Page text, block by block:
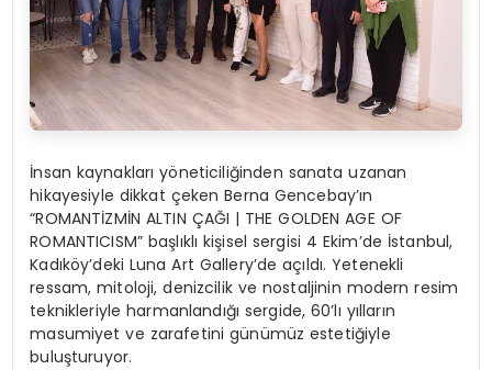
İnsan kaynakları yöneticiliğinden sanata uzanan
hikayesiyle dikkat çeken Berna Gencebay’ın
“ROMANTİZMİN ALTIN ÇAĞI | THE GOLDEN AGE OF
ROMANTICISM” başlıklı kişisel sergisi 4 Ekim’de İstanbul,
Kadıköy’deki Luna Art Gallery’de açıldı. Yetenekli
ressam, mitoloji, denizcilik ve nostaljinin modern resim
teknikleriyle harmanlandığı sergide, 60’lı yılların
masumiyet ve zarafetini günümüz estetiğiyle
buluşturuyor.